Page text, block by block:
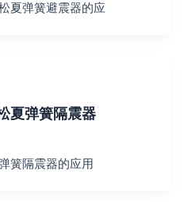
夏弹簧避震器的应
夏弹簧隔震器
簧隔震器的应用